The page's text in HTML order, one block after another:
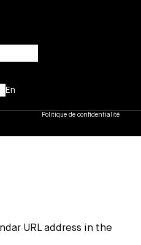
En
Politique de confidentialité
URL address in the